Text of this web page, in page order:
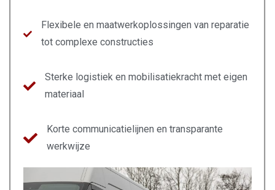
Flexibele en maatwerkoplossingen van reparatie
tot complexe constructies
Sterke logistiek en mobilisatiekracht met eigen
materiaal
Korte communicatielijnen en transparante
werkwijze